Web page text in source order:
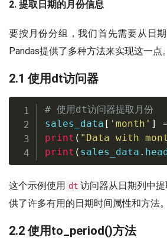
2. 提取日期的月份信息
要按月份分组，我们首先需要从日期
Pandas提供了多种方法来实现这一点。
2.1 使用dt访问器
# 使用dt访问器提取月份
sales_data [ 'month' ]
print ( "Data with
print ( sales_data .
这个示例使用 dt 访问器从日期列中提
供了许多有用的日期时间属性和方法。
2.2 使用to_period()方法